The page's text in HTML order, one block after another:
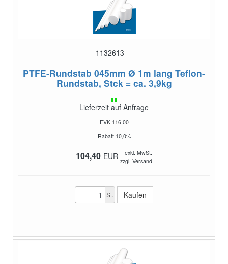
1132613
PTFE-Rundstab 045mm Ø 1m lang Teflon-
Rundstab, Stck = ca. 3,9kg
Lieferzeit auf Anfrage
EVK 116,00
Rabatt 10,0%
104,40 EUR
exkl. MwSt.
zzgl. Versand
St.